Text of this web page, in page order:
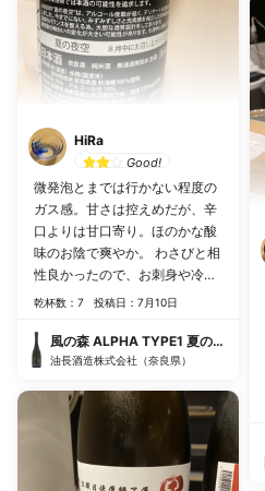
HiRa
Good!
微発泡とまでは行かない程度の
ガス感。甘さは控えめだが、辛
口よりは甘口寄り。ほのかな酸
味のお陰で爽やか。 わさびと相
性良かったので、お刺身や冷や
奴なんかで美味しくいただける
乾杯数：7 投稿日：7月10日
風の森 ALPHA TYPE1 夏の夜空
油長酒造株式会社（奈良県）